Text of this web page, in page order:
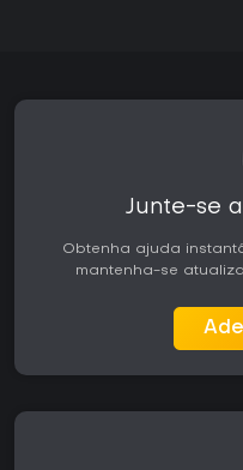
Junte-se
Obtenha ajuda
mantenha-se